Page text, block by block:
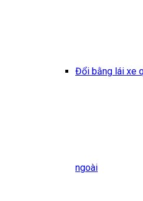
Đổi bằng lái xe
ngoài